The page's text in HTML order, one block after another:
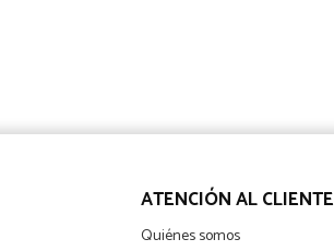
ATENCIÓN AL CLIENTE
Quiénes somos